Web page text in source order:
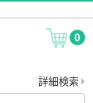
0
詳細検索